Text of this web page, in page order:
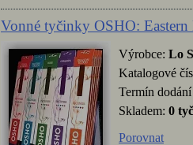
Vonné tyčinky OSHO: Eastern
Výrobce: Lo
Katalogové
Termín
Skladem: 0
Porovnat